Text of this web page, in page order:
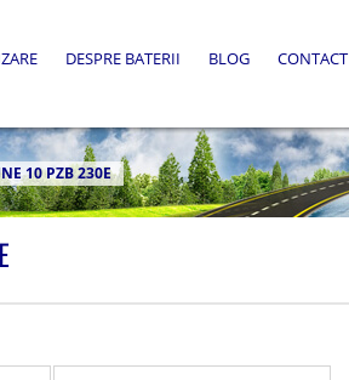
DESPRE BATERII BLOG CONTACT
10 PZB 230E